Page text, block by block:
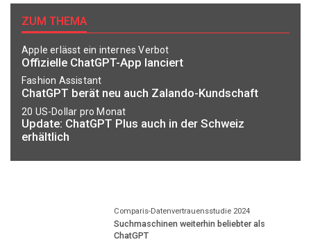
ZUM THEMA
Apple erlässt ein internes Verbot
Offizielle ChatGPT-App lanciert
Fashion Assistant
ChatGPT berät neu auch Zalando-Kundschaft
20 US-Dollar pro Monat
Update: ChatGPT Plus auch in der Schweiz
erhältlich
Comparis-Datenvertrauensstudie 2024
Suchmaschinen weiterhin beliebter als
ChatGPT